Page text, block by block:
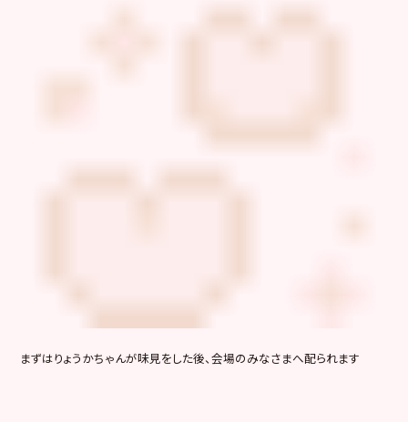
まずはりょうかちゃんが味見をした後、会場のみなさまへ配られます